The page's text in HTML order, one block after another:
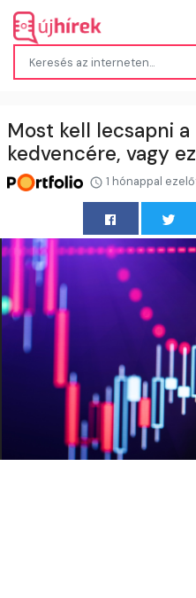
Most kell lecsapni
kedvencére, vagy
1 hónappal